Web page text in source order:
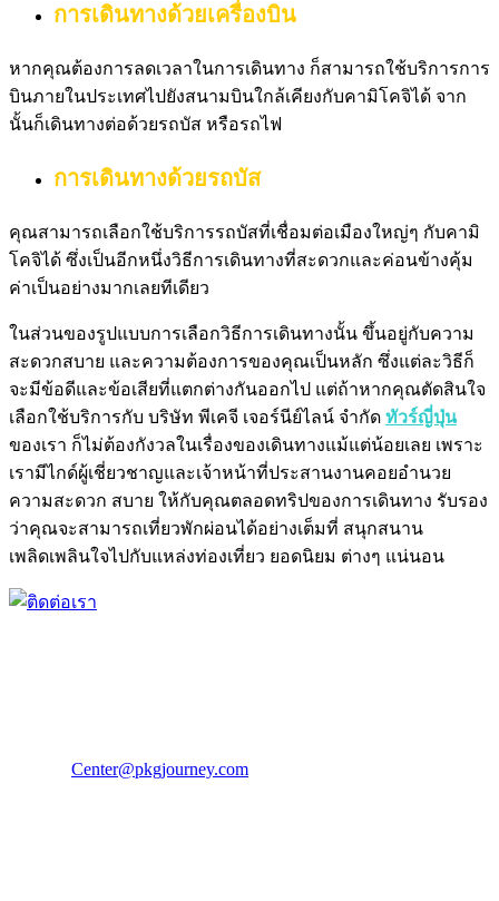
การเดินทางด้วยเครื่องบิน
หากคุณต้องการลดเวลาในการเดินทาง ก็สามารถใช้บริการการ
บินภายในประเทศไปยังสนามบินใกล้เคียงกับคามิโคจิได้ จาก
นั้นก็เดินทางต่อด้วยรถบัส หรือรถไฟ
การเดินทางด้วยรถบัส
คุณสามารถเลือกใช้บริการรถบัสที่เชื่อมต่อเมืองใหญ่ๆ กับคามิ
โคจิได้ ซึ่งเป็นอีกหนึ่งวิธีการเดินทางที่สะดวกและค่อนข้างคุ้ม
ค่าเป็นอย่างมากเลยทีเดียว
ในส่วนของรูปแบบการเลือกวิธีการเดินทางนั้น ขึ้นอยู่กับความ
สะดวกสบาย และความต้องการของคุณเป็นหลัก ซึ่งแต่ละวิธีก็
จะมีข้อดีและข้อเสียที่แตกต่างกันออกไป แต่ถ้าหากคุณตัดสินใจ
เลือกใช้บริการกับ บริษัท พีเคจี เจอร์นีย์ไลน์ จำกัด ทัวร์ญี่ปุ่น
ของเรา ก็ไม่ต้องกังวลในเรื่องของเดินทางแม้แต่น้อยเลย เพราะ
เรามีไกด์ผู้เชี่ยวชาญและเจ้าหน้าที่ประสานงานคอยอำนวย
ความสะดวก สบาย ให้กับคุณตลอดทริปของการเดินทาง รับรอง
ว่าคุณจะสามารถเที่ยวพักผ่อนได้อย่างเต็มที่ สนุกสนาน
เพลิดเพลินใจไปกับแหล่งท่องเที่ยว ยอดนิยม ต่างๆ แน่นอน
Center@pkgjourney.com